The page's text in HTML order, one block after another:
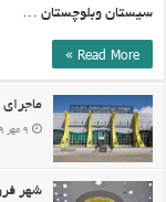
سیستان وبلوچستان …
Read More »
۹ مهر ۱۳۹۹
شهر